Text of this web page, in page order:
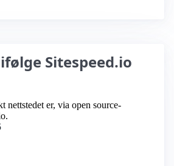
Sitespeed.io
nettstedet er, via open source-